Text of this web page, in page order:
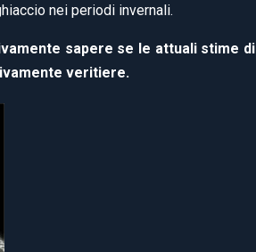
nei periodi invernali.
sapere se le attuali stime di
veritiere.